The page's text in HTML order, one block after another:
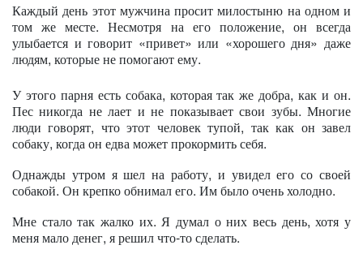
Каждый день этот мужчина просит милостыню на одном и
том же месте. Несмотря на его положение, он всегда
улыбается и говорит «привет» или «хорошего дня» даже
людям, которые не помогают ему.
У этого парня есть собака, которая так же добра, как и он.
Пес никогда не лает и не показывает свои зубы. Многие
люди говорят, что этот человек тупой, так как он завел
собаку, когда он едва может прокормить себя.
Однажды утром я шел на работу, и увидел его со своей
собакой. Он крепко обнимал его. Им было очень холодно.
Мне стало так жалко их. Я думал о них весь день, хотя у
меня мало денег, я решил что-то сделать.